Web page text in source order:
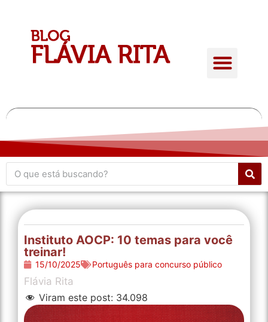
Instituto AOCP: 10 temas para você
treinar!
15/10/2025 Português para concurso público
Flávia Rita
Viram este post: 34.098